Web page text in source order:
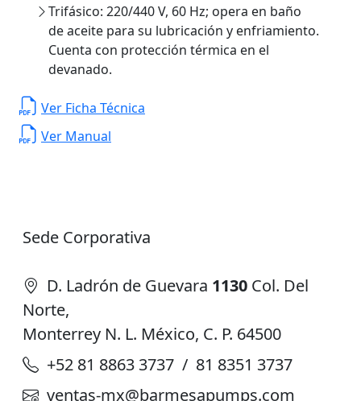
Trifásico: 220/440 V, 60 Hz; opera en baño
de aceite para su lubricación y enfriamiento.
Cuenta con protección térmica en el
devanado.
Ver Ficha Técnica
Ver Manual
Sede Corporativa
D. Ladrón de Guevara 1130 Col. Del
Norte,
Monterrey N. L. México, C. P. 64500
+52 81 8863 3737 / 81 8351 3737
ventas-mx@barmesapumps.com